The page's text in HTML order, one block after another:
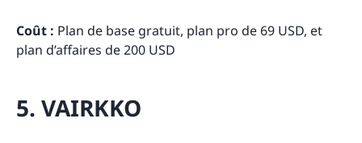
Coût : Plan de base gratuit, plan pro de 69 USD, et
plan d’affaires de 200 USD
5. VAIRKKO